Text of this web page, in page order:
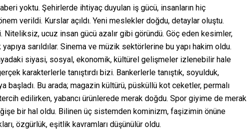
yoktu. Şehirlerde ihtiyaç duyulan iş gücü, insanların hiç
verildi. Kurslar açıldı. Yeni meslekler doğdu, detaylar oluştu.
ucuz insan gücü azalır gibi göründü. Göç eden kesimler,
sarıldılar. Sinema ve müzik sektörlerine bu yapı hakim oldu.
siyasi, sosyal, ekonomik, kültürel gelişmeler izlenebilir hale
karakterlerle tanıştırdı bizi. Bankerlerle tanıştık, soyulduk,
başladı. Bu arada; magazin kültürü, püsküllü kot ceketler, permalı
edilirken, yabancı ürünlerede merak doğdu. Spor giyime de merak
bir hal oldu. Bilinen üç sistemden kominizm, faşizimin önüne
özgürlük, eşitlik kavramları düşünülür oldu.